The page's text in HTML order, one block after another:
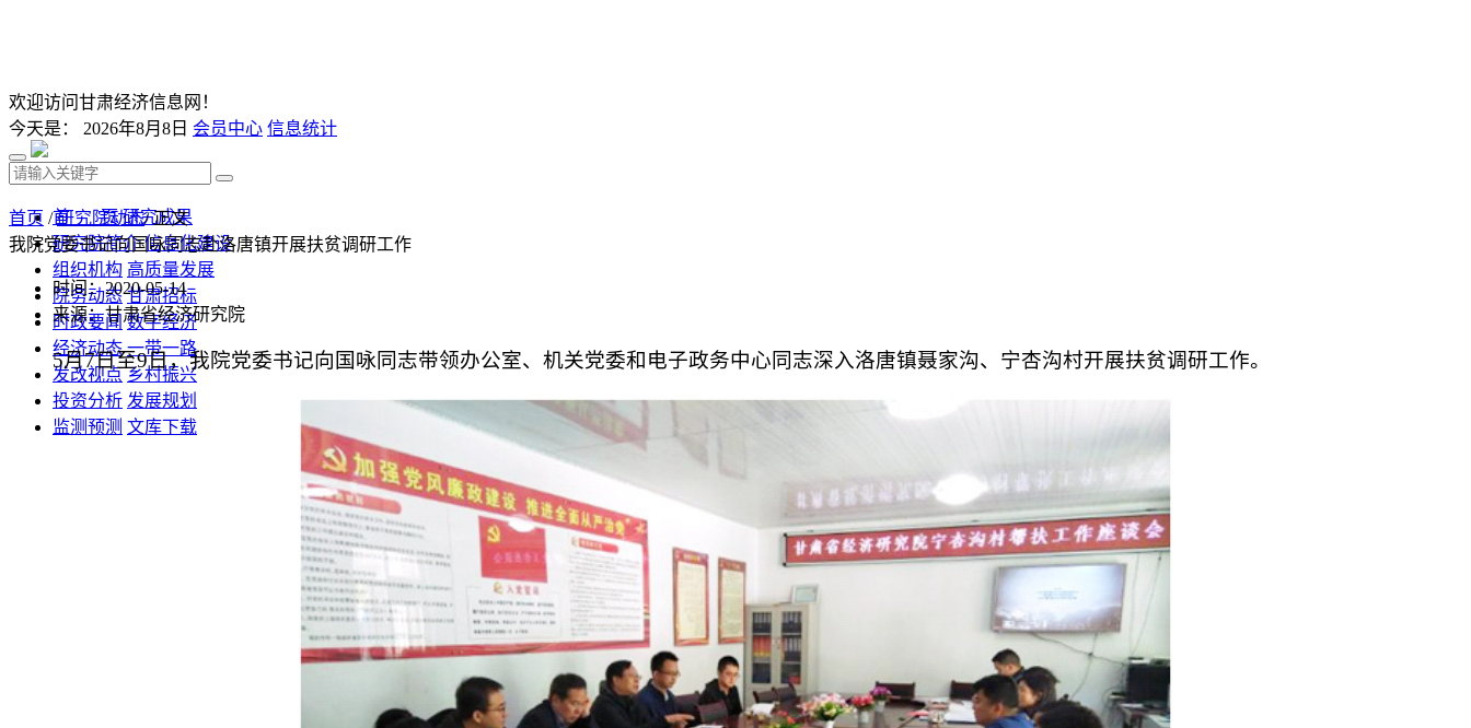
欢迎访问甘肃经济信息网！
今天是： 2026年8月8日 会员中心 信息统计
首 页 研究成果
研究院简介 信息化建设
组织机构 高质量发展
院务动态 甘肃招标
时政要闻 数字经济
经济动态 一带一路
发改视点 乡村振兴
投资分析 发展规划
监测预测 文库下载
首页 /研究院动态/ 正文
我院党委书记向国咏同志赴洛唐镇开展扶贫调研工作
时间：2020-05-14
来源：甘肃省经济研究院
5月7日至9日，我院党委书记向国咏同志带领办公室、机关党委和电子政务中心同志深入洛唐镇聂家沟、宁杏沟村开展扶贫调研工作。